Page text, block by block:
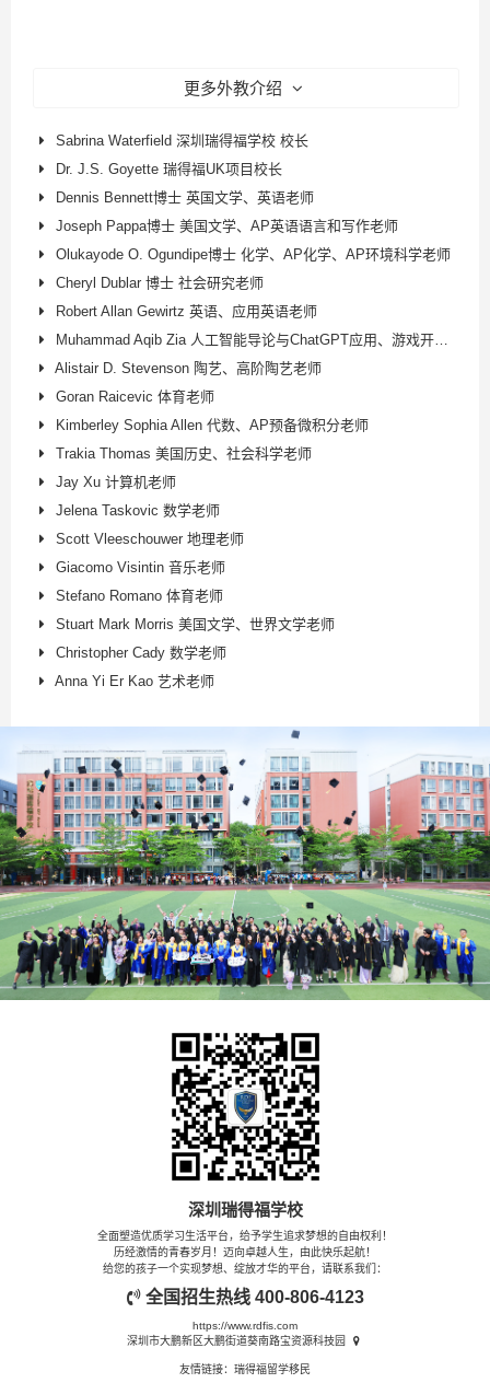
更多外教介绍
Sabrina Waterfield 深圳瑞得福学校 校长
Dr. J.S. Goyette 瑞得福UK项目校长
Dennis Bennett博士 英国文学、英语老师
Joseph Pappa博士 美国文学、AP英语语言和写作老师
Olukayode O. Ogundipe博士 化学、AP化学、AP环境科学老师
Cheryl Dublar 博士 社会研究老师
Robert Allan Gewirtz 英语、应用英语老师
Muhammad Aqib Zia 人工智能导论与ChatGPT应用、游戏开发、AP计算机科学原理老师
Alistair D. Stevenson 陶艺、高阶陶艺老师
Goran Raicevic 体育老师
Kimberley Sophia Allen 代数、AP预备微积分老师
Trakia Thomas 美国历史、社会科学老师
Jay Xu 计算机老师
Jelena Taskovic 数学老师
Scott Vleeschouwer 地理老师
Giacomo Visintin 音乐老师
Stefano Romano 体育老师
Stuart Mark Morris 美国文学、世界文学老师
Christopher Cady 数学老师
Anna Yi Er Kao 艺术老师
深圳瑞得福学校
全面塑造优质学习生活平台，给予学生追求梦想的自由权利！
历经激情的青春岁月！迈向卓越人生，由此快乐起航！
给您的孩子一个实现梦想、绽放才华的平台，请联系我们：
全国招生热线 400-806-4123
https://www.rdfis.com
深圳市大鹏新区大鹏街道葵南路宝资源科技园
友情链接： 瑞得福留学移民